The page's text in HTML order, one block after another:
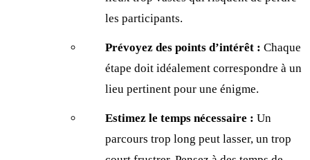
les participants.
Prévoyez des points d’intérêt : Chaque
étape doit idéalement correspondre à un
lieu pertinent pour une énigme.
Estimez le temps nécessaire : Un
parcours trop long peut lasser, un trop